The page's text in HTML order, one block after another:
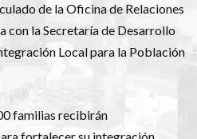
de la Oficina de Relaciones
con la Secretaría de Desarrollo
Local para la Población
familias recibirán